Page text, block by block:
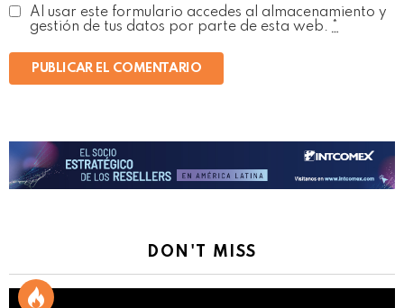
Al usar este formulario accedes al almacenamiento y
gestión de tus datos por parte de esta web.
DON'T MISS